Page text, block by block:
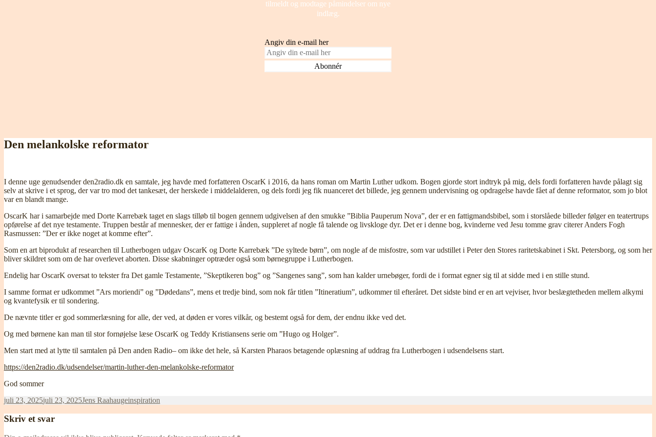
tilmeldt og modtage påmindelser om nye
indlæg.
Angiv din e-mail her
Den melankolske reformator
I denne uge genudsender den2radio.dk en samtale, jeg havde med forfatteren OscarK i 2016, da hans roman om Martin Luther udkom. Bogen gjorde stort indtryk på mig, dels fordi forfatteren havde pålagt sig
selv at skrive i et sprog, der var tro mod det tankesæt, der herskede i middelalderen, og dels fordi jeg fik nuanceret det billede, jeg gennem undervisning og opdragelse havde fået af denne reformator, som jo blot
var en blandt mange.
OscarK har i samarbejde med Dorte Karrebæk taget en slags tilløb til bogen gennem udgivelsen af den smukke ”Biblia Pauperum Nova”, der er en fattigmandsbibel, som i storslåede billeder følger en teatertrups
opførelse af det nye testamente. Truppen består af mennesker, der er fattige i ånden, suppleret af nogle få talende og livskloge dyr. Det er i denne bog, kvinderne ved Jesu tomme grav citerer Anders Fogh
Rasmussen: ”Der er ikke noget at komme efter”.
Som en art biprodukt af researchen til Lutherbogen udgav OscarK og Dorte Karrebæk ”De syltede børn”, om nogle af de misfostre, som var udstillet i Peter den Stores raritetskabinet i Skt. Petersborg, og som her
bliver skildret som om de har overlevet aborten. Disse skabninger optræder også som børnegruppe i Lutherbogen.
Endelig har OscarK oversat to tekster fra Det gamle Testamente, ”Skeptikeren bog” og ”Sangenes sang”, som han kalder urnebøger, fordi de i format egner sig til at sidde med i en stille stund.
I samme format er udkommet ”Ars moriendi” og ”Dødedans”, mens et tredje bind, som nok får titlen ”Itineratium”, udkommer til efteråret. Det sidste bind er en art vejviser, hvor beslægtetheden mellem alkymi
og kvantefysik er til sondering.
De nævnte titler er god sommerlæsning for alle, der ved, at døden er vores vilkår, og bestemt også for dem, der endnu ikke ved det.
Og med børnene kan man til stor fornøjelse læse OscarK og Teddy Kristiansens serie om ”Hugo og Holger”.
Men start med at lytte til samtalen på Den anden Radio– om ikke det hele, så Karsten Pharaos betagende oplæsning af uddrag fra Lutherbogen i udsendelsens start.
https://den2radio.dk/udsendelser/martin-luther-den-melankolske-reformator
God sommer
Udgivet
juli 23, 2025juli 23, 2025Forfatter
Jens RaahaugeKategorier
inspiration
Skriv et svar